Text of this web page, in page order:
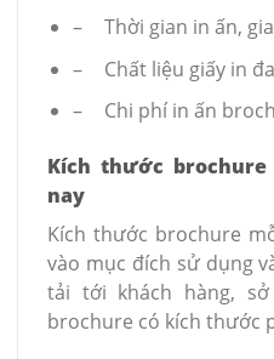
–
Thời gian in ấn,
–
Chất liệu giấy in
–
Chi phí in ấn
Kích thước
nay
Kích thước brochure
vào mục đích sử dụng
tải tới khách hàng,
brochure có kích thước